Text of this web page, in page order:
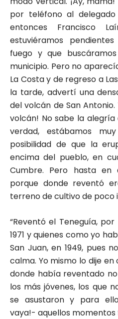
por teléfono al
entonces Francisco
estuviéramos
fuego y que
municipio. Pero no
La Costa y de regreso a
la tarde, advertí una
del volcán de San
volcán! No sabe la
verdad, estábamos
posibilidad de que la
encima del pueblo, en
Cumbre. Pero hasta en
porque donde reventó
terreno de cultivo de poco
“Reventó el Teneguía,
1971 y quienes como yo
San Juan, en 1949, pues
calma. Yo mismo lo dije en
donde había reventado
los más jóvenes, los que
se asustaron y para
vaya!- aquellos